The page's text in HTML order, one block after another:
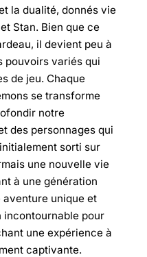
la dualité, donnés vie
Stan. Bien que ce
il devient peu à
pouvoirs variés qui
de jeu. Chaque
se transforme
notre
des personnages qui
sorti sur
une nouvelle vie
à une génération
unique et
incontournable pour
une expérience à
captivante.